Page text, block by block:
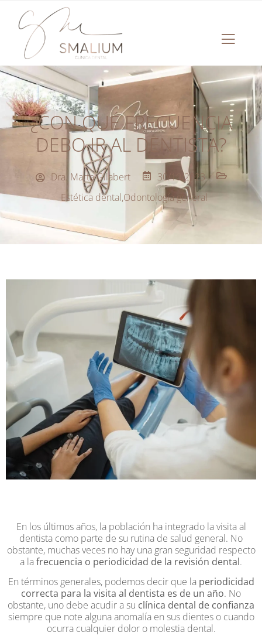
¿CON QUÉ FRECUENCIA
DEBO IR AL DENTISTA?
Dra. Marta Gilabert
30/10/2023
Estética dental,Odontología general
En los últimos años, la población ha integrado la visita al
dentista como parte de su rutina de salud general. No
obstante, muchas veces no hay una gran seguridad respecto
a lafrecuencia o periodicidad de la revisión dental.
En términos generales, podemos decir que la periodicidad
correcta para la visita al dentista es de un año. No
obstante, uno debe acudir a su clínica dental de confianza
siempre que note alguna anomalía en sus dientes o cuando
ocurra cualquier dolor o molestia dental.